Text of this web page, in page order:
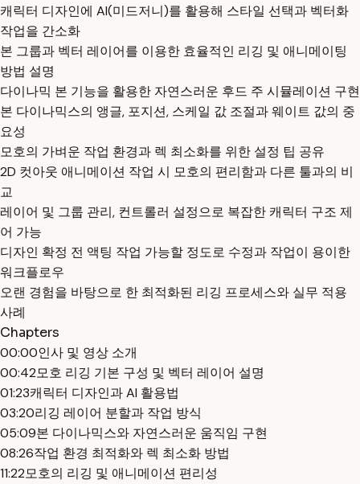
캐릭터 디자인에 AI(미드저니)를 활용해 스타일 선택과 벡터화
작업을 간소화
본 그룹과 벡터 레이어를 이용한 효율적인 리깅 및 애니메이팅
방법 설명
다이나믹 본 기능을 활용한 자연스러운 후드 주 시뮬레이션 구현
본 다이나믹스의 앵글, 포지션, 스케일 값 조절과 웨이트 값의 중
요성
모호의 가벼운 작업 환경과 렉 최소화를 위한 설정 팁 공유
2D 컷아웃 애니메이션 작업 시 모호의 편리함과 다른 툴과의 비
교
레이어 및 그룹 관리, 컨트롤러 설정으로 복잡한 캐릭터 구조 제
어 가능
디자인 확정 전 액팅 작업 가능할 정도로 수정과 작업이 용이한
워크플로우
오랜 경험을 바탕으로 한 최적화된 리깅 프로세스와 실무 적용
사례
Chapters
00:00인사 및 영상 소개
00:42모호 리깅 기본 구성 및 벡터 레이어 설명
01:23캐릭터 디자인과 AI 활용법
03:20리깅 레이어 분할과 작업 방식
05:09본 다이나믹스와 자연스러운 움직임 구현
08:26작업 환경 최적화와 렉 최소화 방법
11:22모호의 리깅 및 애니메이션 편리성